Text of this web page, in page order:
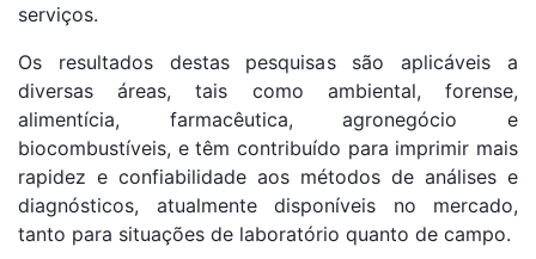
serviços.
Os resultados destas pesquisas são aplicáveis a
diversas áreas, tais como ambiental, forense,
alimentícia, farmacêutica, agronegócio e
biocombustíveis, e têm contribuído para imprimir mais
rapidez e confiabilidade aos métodos de análises e
diagnósticos, atualmente disponíveis no mercado,
tanto para situações de laboratório quanto de campo.